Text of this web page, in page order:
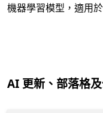
機器學習模型，適用
AI 更新、部落格